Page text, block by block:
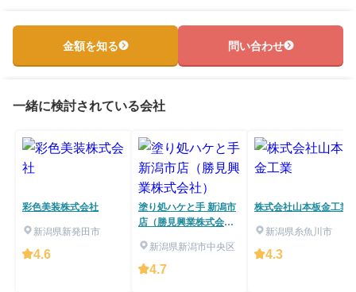
金額を知る 問い合わせ
一緒に検討されている会社
彩色美装株式会社
新潟県新発田市
4.6
塗り処ハケと手 新潟市
店（勝見興業株式会
新潟県新潟市中央区
4.7
株式会社山本板金工業
新潟県糸魚川市
4.3